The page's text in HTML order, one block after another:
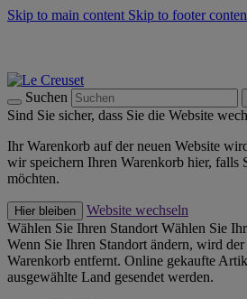
Skip to main content Skip to footer
Suchen
Sind Sie sicher, dass Sie die Website
Ihr Warenkorb auf der neuen Website
wir speichern Ihren Warenkorb hier, falls
möchten.
Hier bleiben
Website wechseln
Wählen Sie Ihren Standort Wählen Sie
Wenn Sie Ihren Standort ändern, wird
Warenkorb entfernt. Online gekaufte
ausgewählte Land gesendet werden.